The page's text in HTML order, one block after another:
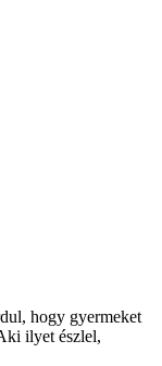
hogy gyermeket
ilyet észlel,